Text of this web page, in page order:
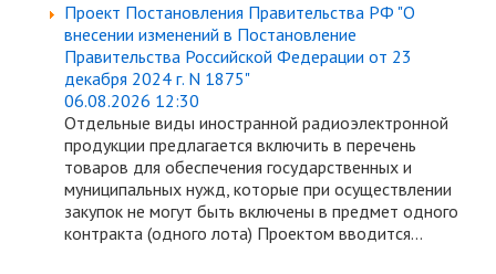
Проект Постановления Правительства РФ "О
внесении изменений в Постановление
Правительства Российской Федерации от 23
декабря 2024 г. N 1875"
06.08.2026 12:30
Отдельные виды иностранной радиоэлектронной
продукции предлагается включить в перечень
товаров для обеспечения государственных и
муниципальных нужд, которые при осуществлении
закупок не могут быть включены в предмет одного
контракта (одного лота) Проектом вводится...